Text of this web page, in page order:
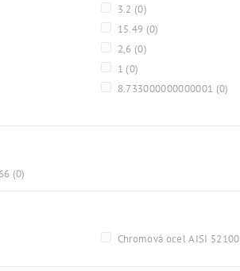
3.2 (0)
15.49 (0)
2,6 (0)
1 (0)
8.733000000000001 (0)
(0)
Chromová ocel AISI 52100